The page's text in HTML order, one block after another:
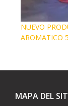
NUEVO
AROMATICO
MAPA DEL